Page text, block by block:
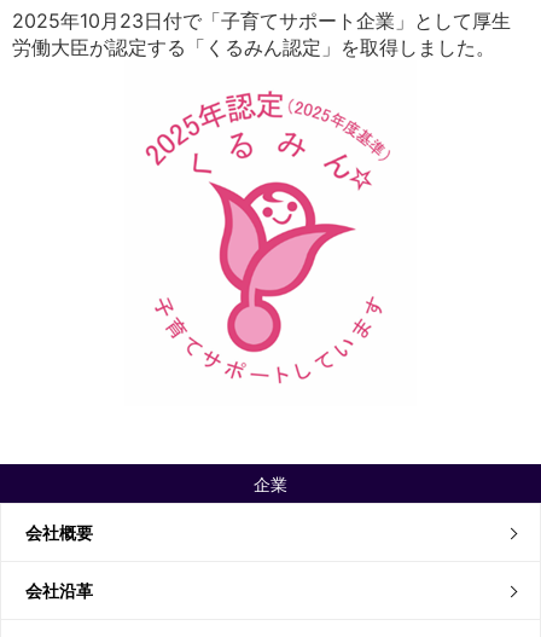
企業
会社概要
会社沿革
2025年10月23日付で「子育てサポート企業」として厚生
労働大臣が認定する「くるみん認定」を取得しました。